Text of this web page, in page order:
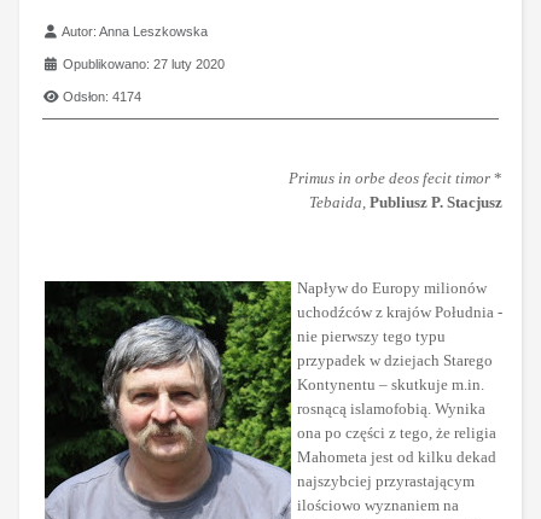
Szczegóły
Autor:Anna Leszkowska
Opublikowano: 27 luty 2020
Odsłon: 4174
Primus in orbe deos fecit timor *
Tebaida, Publiusz P. Stacjusz
Napływ do Europy milionów
uchodźców z krajów Południa -
nie pierwszy tego typu
przypadek w dziejach Starego
Kontynentu – skutkuje m.in.
rosnącą islamofobią. Wynika
ona po części z tego, że religia
Mahometa jest od kilku dekad
najszybciej przyrastającym
ilościowo wyznaniem na